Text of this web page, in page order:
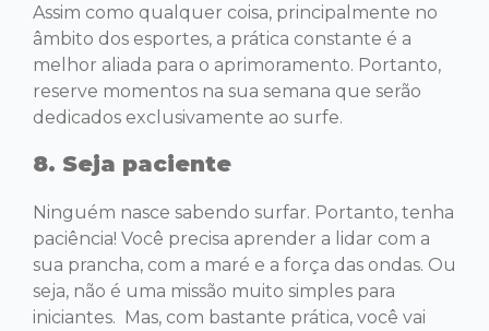
Assim como qualquer coisa, principalmente no
âmbito dos esportes, a prática constante é a
melhor aliada para o aprimoramento. Portanto,
reserve momentos na sua semana que serão
dedicados exclusivamente ao surfe.
8. Seja paciente
Ninguém nasce sabendo surfar. Portanto, tenha
paciência! Você precisa aprender a lidar com a
sua prancha, com a maré e a força das ondas. Ou
seja, não é uma missão muito simples para
iniciantes. Mas, com bastante prática, você vai